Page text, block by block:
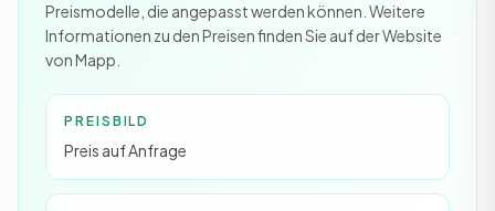
Preismodelle, die angepasst werden können. Weitere
Informationen zu den Preisen finden Sie auf der Website
von Mapp.
PREISBILD
Preis auf Anfrage